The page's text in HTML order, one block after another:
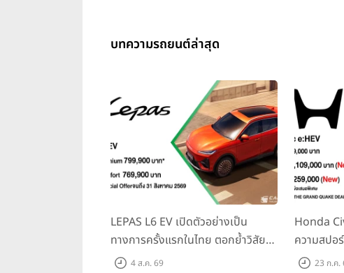
ปัจจุบัน CHERY Group ทำลายสถิติด้ว
ขายรวมทะลุ 205,732 คัน เพิ่มขึ้น 9.1%
คัน เติบโต 7.2% เมื่อเทียบกับปีที่แล้ว ยอ
100,737 คัน เพิ่มขึ้น 7.7% จากช่วงเดียว
อิทธิพลของบริษัทในระดับโลกยังคงขยายตั
CHERY ได้แสดงความเป็นผู้นำด้านเทคโ
ความร้อน 48% มอเตอร์ไฟฟ้าความเร็วสูง
บทความรถยนต์ล่าสุด
LEPAS L6 EV เปิดตัวอย่างเป็น
ทางการครั้งแรกในไทย ตอกย้ำวิสัย
ทัศน์ “Drive Your Elegance” มา
4 ส.ค. 69
Honda
ความสปอ
ครั้งแรกใ
23 ก.ค.